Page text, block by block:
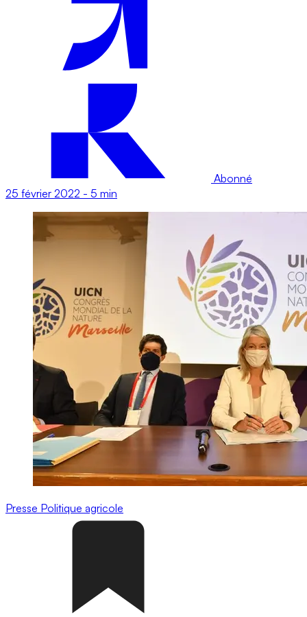
Abonné
25 février 2022 - 5 min
Presse Politique agricole